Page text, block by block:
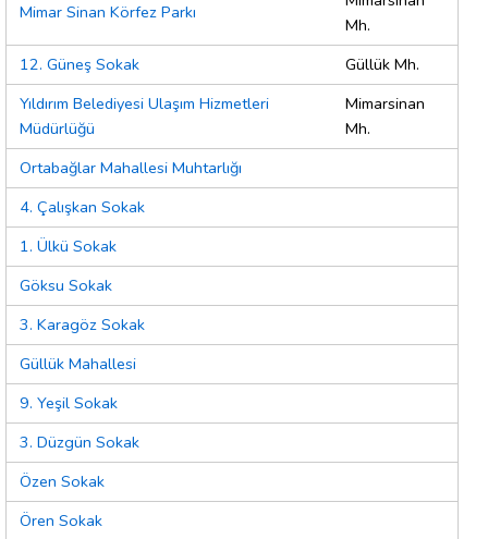
Mimar Sinan Körfez Parkı
Mh.
12. Güneş Sokak
Güllük Mh.
Yıldırım Belediyesi Ulaşım Hizmetleri
Müdürlüğü
Mimarsinan
Mh.
Ortabağlar Mahallesi Muhtarlığı
4. Çalışkan Sokak
1. Ülkü Sokak
Göksu Sokak
3. Karagöz Sokak
Güllük Mahallesi
9. Yeşil Sokak
3. Düzgün Sokak
Özen Sokak
Ören Sokak